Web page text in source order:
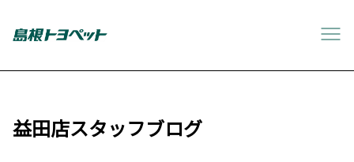
益田店スタッフブログ